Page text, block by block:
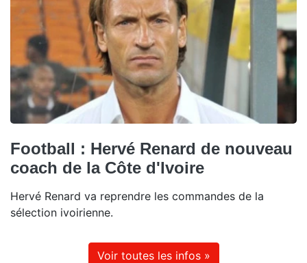
Football : Hervé Renard de nouveau
coach de la Côte d'Ivoire
Hervé Renard va reprendre les commandes de la
sélection ivoirienne.
Voir toutes les infos »